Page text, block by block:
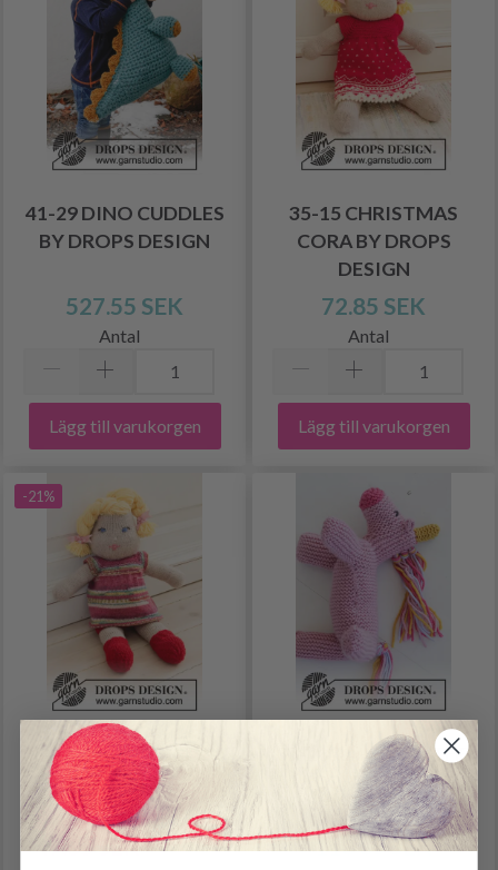
41-29 DINO CUDDLES
BY DROPS DESIGN
527.55 SEK
Antal
Lägg till varukorgen
35-15 CHRISTMAS
CORA BY DROPS
DESIGN
72.85 SEK
Antal
Lägg till varukorgen
-21%
35-16 DISCO CORA BY
DROPS DESIGN
47.85 SEK60.85 SEK
37-18 RAINBOW THE
UNICORN BY DROPS
DESIGN
113.85 SEK